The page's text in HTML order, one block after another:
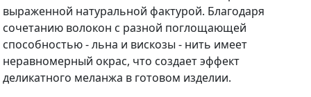
выраженной натуральной фактурой. Благодаря
сочетанию волокон с разной поглощающей
способностью - льна и вискозы - нить имеет
неравномерный окрас, что создает эффект
деликатного меланжа в готовом изделии.